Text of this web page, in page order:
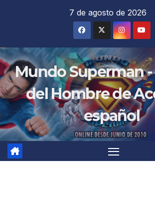
7 de agosto de 2026
Mundo Superman
del Hombre de
español